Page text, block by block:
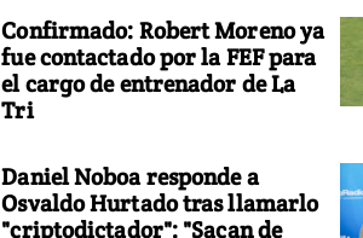
Confirmado: Robert Moreno ya
fue contactado por la FEF para
el cargo de entrenador de La
Tri
Daniel Noboa responde a
Osvaldo Hurtado tras llamarlo
"criptodictador": "Sacan de